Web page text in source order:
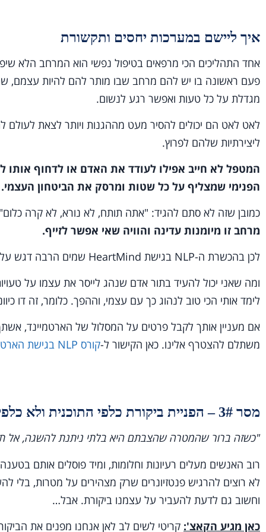
איך ליישם במערכות יחסים ותקשורת
אחד התהליכים הכי מרפאים בטיפול נפשי הוא המרחב הלא
פעם ראשונה בו יש להם מרחב שבו מותר להם להיות עצמם,
מגדלת על כל טעות ואפשר רגע לנשום.
לאט לאט הם יכולים להסיר מעט מההגנות ויותר לצאת
ליצירתיות שלהם לפרוץ.
המטפל לא חייב אפילו לעודד את האדם או לדחוף
הפנימי שמצליף על כל שטות ומרסק את הביטחון העצמי.
כמובן שזה לא סתם להגיד: "אתה תותח, לא נורא, לא קרה כלום",
מרחב זו מיומנות עדינה והוויה שאי אפשר לזייף.
לכן בהכשרת ה-NLP בגישת HeartMind שמים הרבה דגש על יצירת המרחב כעקרון יותר חשוב מהטכניקות עצמן.
ומה שאני יכול להעיד בתור אדם שנהג לייסר את עצמו על
לימד אותי הכי טוב לנהוג כך עם עצמי, וההפך. כלומר, זה דו
אם מעניין אותך לקבל פרטים על המסלול של הארטמיינד,
משתלם להצטרף אלינו. כאן הקישור ל-קורס NLP בגישת הארטמיינד
מסר 3# – הפניית ביקורת כלפי התוכנית ולא כלפי החלום או החולם
"כשזה ברור שהמטרה שהצבתם היא בלתי ניתנת להשגה, אל
רוב האנשים מעלים רעיונות וחלומות, ומיד פוסלים אותם
לא רוצים להרגיש פנטזיונרים שרק מצהירים על מטרות, בלי
וחשוב גם לדעת להעביר על עצמנו ביקורת. אבל…
כאן מגיע הקאצ': קריטי לשים לב לאן אנחנו מפנים את